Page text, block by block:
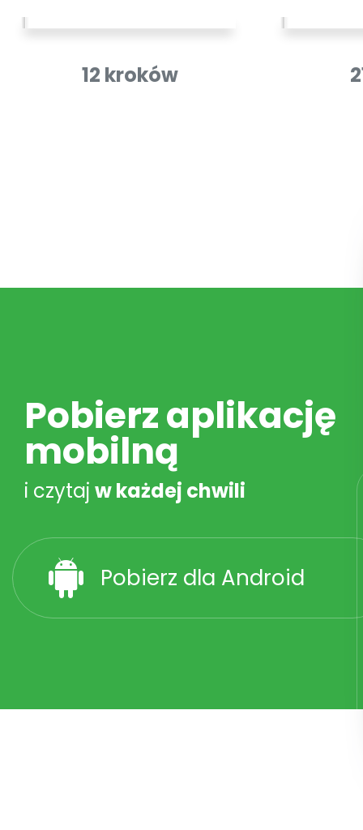
12 kroków
Pobierz aplikację
mobilną
i czytaj w każdej chwili
Pobierz dla Android